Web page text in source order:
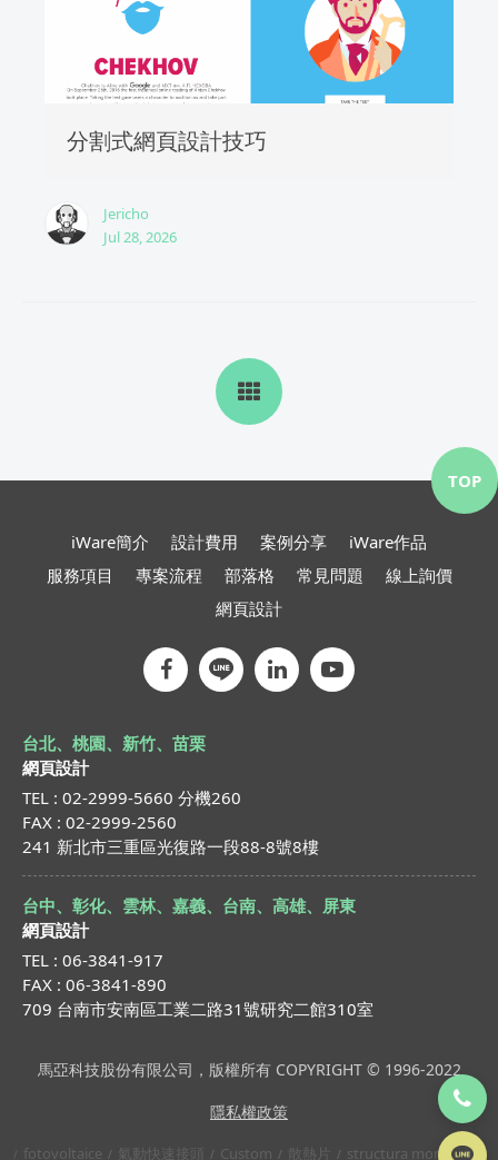
分割式網頁設計技巧
Jericho
Jul 28, 2026
iWare簡介 設計費用 案例分享
iWare作品
服務項目
專案流程 部落格 常見問題
線上詢價
網頁設計
台北、桃園、新竹、苗栗
網頁設計
TEL : 02-2999-5660 分機260
FAX : 02-2999-2560
241 新北市三重區光復路一段88-8號8樓
台中、彰化、雲林、嘉義、台南、高雄、屏東
網頁設計
TEL : 06-3841-917
FAX : 06-3841-890
709 台南市安南區工業二路31號研究二館310室
馬亞科技股份有限公司，版權所有 COPYRIGHT © 1996-2022
隱私權政策
fotovoltaice 氣動快速接頭 Custom 散熱片 structura montaj
TOP